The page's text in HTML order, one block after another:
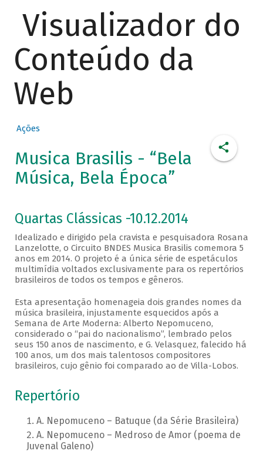
Visualizador do
Conteúdo da
Web
Ações
Musica Brasilis - “Bela
Música, Bela Época”
Quartas Clássicas -10.12.2014
Idealizado e dirigido pela cravista e pesquisadora Rosana
Lanzelotte, o Circuito BNDES Musica Brasilis comemora 5
anos em 2014. O projeto é a única série de espetáculos
multimídia voltados exclusivamente para os repertórios
brasileiros de todos os tempos e gêneros.
Esta apresentação homenageia dois grandes nomes da
música brasileira, injustamente esquecidos após a
Semana de Arte Moderna: Alberto Nepomuceno,
considerado o “pai do nacionalismo”, lembrado pelos
seus 150 anos de nascimento, e G. Velasquez, falecido há
100 anos, um dos mais talentosos compositores
brasileiros, cujo gênio foi comparado ao de Villa-Lobos.
Repertório
A. Nepomuceno – Batuque (da Série Brasileira)
A. Nepomuceno – Medroso de Amor (poema de
Juvenal Galeno)